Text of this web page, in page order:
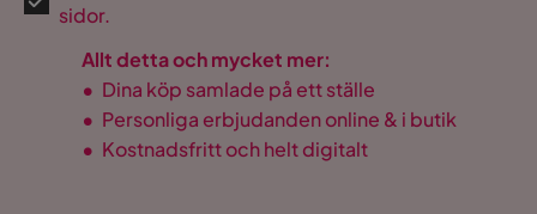
sidor.
Allt detta och mycket mer:
• Dina köp samlade på ett ställe
• Personliga erbjudanden online & i butik
• Kostnadsfritt och helt digitalt